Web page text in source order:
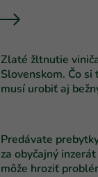
Zlaté žltnutie
Slovenskom. Čo
musí urobiť aj
Predávate
za obyčajný
môže hroziť